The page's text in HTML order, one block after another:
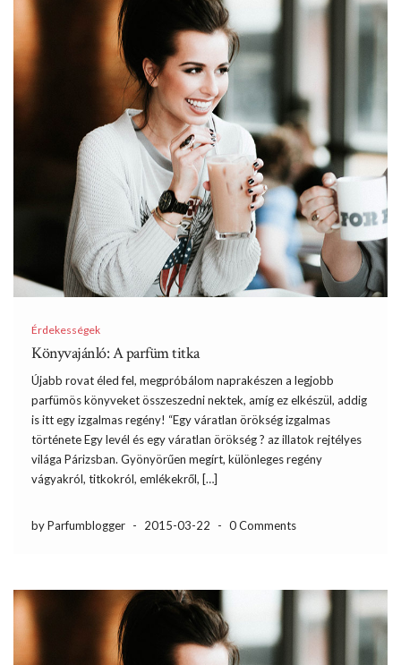
Érdekességek
Könyvajánló: A parfüm titka
Újabb rovat éled fel, megpróbálom naprakészen a legjobb
parfümös könyveket összeszedni nektek, amíg ez elkészül, addig
is itt egy izgalmas regény! “Egy váratlan örökség izgalmas
története Egy levél és egy váratlan örökség ? az illatok rejtélyes
világa Párizsban. Gyönyörűen megírt, különleges regény
vágyakról, titkokról, emlékekről, […]
by Parfumblogger - 2015-03-22 - 0 Comments